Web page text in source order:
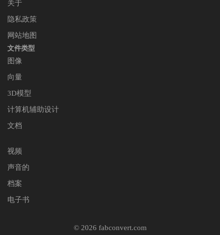
关于
隐私政策
网站地图
文件类型
图像
向量
3D模型
计算机辅助设计
文档
视频
声音的
档案
电子书
© 2026 fabconvert.com